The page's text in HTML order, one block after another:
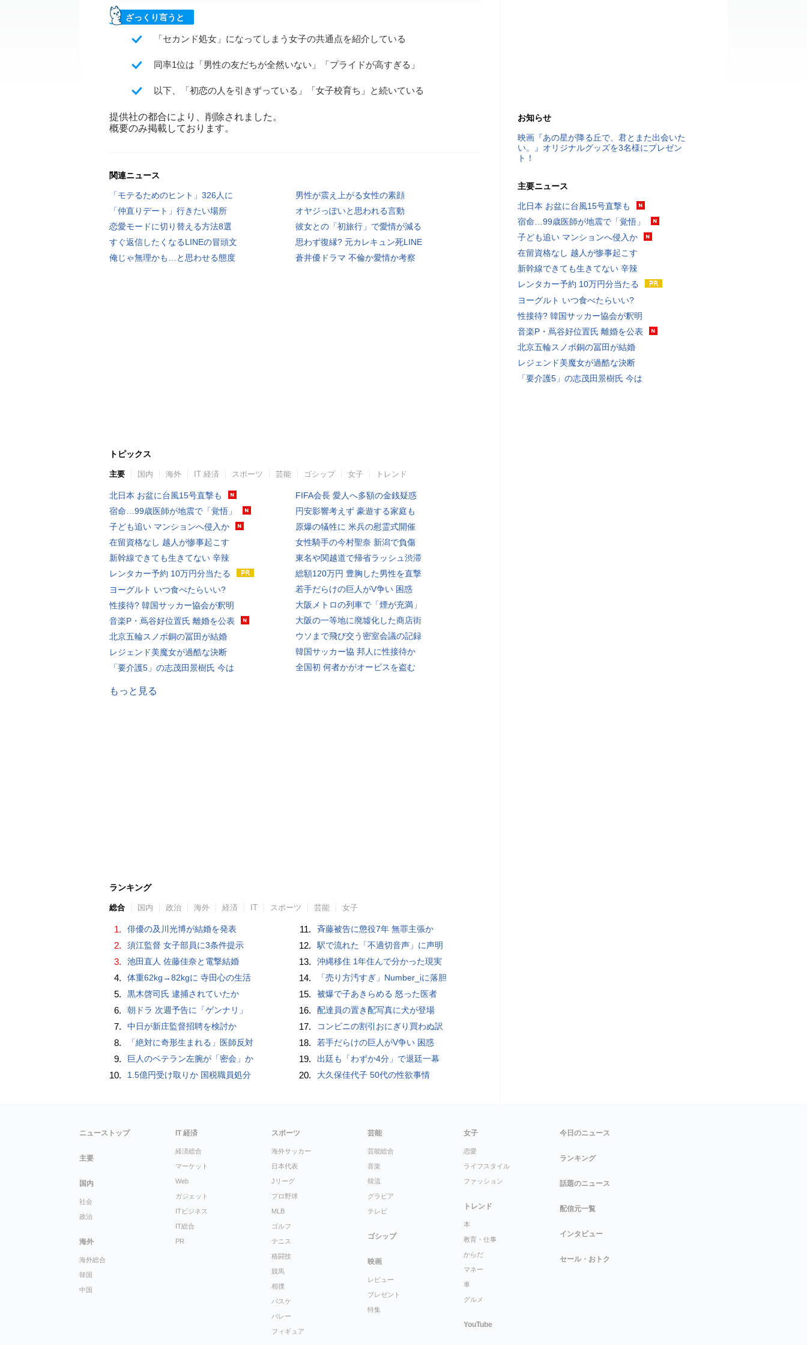
ざっくり言うと
「セカンド処女」になってしまう女子の共通点を紹介している
同率1位は「男性の友だちが全然いない」「プライドが高すぎる」
以下、「初恋の人を引きずっている」「女子校育ち」と続いている
提供社の都合により、削除されました。
概要のみ掲載しております。
関連ニュース
「モテるためのヒント」326人に
男性が震え上がる女性の素顔
「仲直りデート」行きたい場所
オヤジっぽいと思われる言動
恋愛モードに切り替える方法8選
彼女との「初旅行」で愛情が減る
すぐ返信したくなるLINEの冒頭文
思わず復縁? 元カレキュン死LINE
俺じゃ無理かも…と思わせる態度
蒼井優ドラマ 不倫か愛情か考察
トピックス
主要 国内 海外 IT 経済 スポーツ 芸能 ゴシップ 女子 トレンド
北日本 お盆に台風15号直撃も
宿命…99歳医師が地震で「覚悟」
子ども追い マンションへ侵入か
在留資格なし 越人が惨事起こす
新幹線できても生きてない 辛辣
レンタカー予約 10万円分当たる
ヨーグルト いつ食べたらいい?
性接待? 韓国サッカー協会が釈明
音楽P・蔦谷好位置氏 離婚を公表
北京五輪スノボ銅の冨田が結婚
レジェンド美魔女が過酷な決断
「要介護5」の志茂田景樹氏 今は
FIFA会長 愛人へ多額の金銭疑惑
円安影響考えず 豪遊する家庭も
原爆の犠牲に 米兵の慰霊式開催
女性騎手の今村聖奈 新潟で負傷
東名や関越道で帰省ラッシュ渋滞
総額120万円 豊胸した男性を直撃
若手だらけの巨人がV争い 困惑
大阪メトロの列車で「煙が充満」
大阪の一等地に廃墟化した商店街
ウソまで飛び交う密室会議の記録
韓国サッカー協 邦人に性接待か
全国初 何者かがオービスを盗む
もっと見る
ランキング
総合 国内 政治 海外 経済 IT スポーツ 芸能 女子
1. 俳優の及川光博が結婚を発表
2. 須江監督 女子部員に3条件提示
3. 池田直人 佐藤佳奈と電撃結婚
4. 体重62kg→82kgに 寺田心の生活
5. 黒木啓司氏 逮捕されていたか
6. 朝ドラ 次週予告に「ゲンナリ」
7. 中日が新庄監督招聘を検討か
8. 「絶対に奇形生まれる」医師反対
9. 巨人のベテラン左腕が「密会」か
10. 1.5億円受け取りか 国税職員処分
11. 斉藤被告に懲役7年 無罪主張か
12. 駅で流れた「不適切音声」に声明
13. 沖縄移住 1年住んで分かった現実
14. 「売り方汚すぎ」Number_iに落胆
15. 被爆で子あきらめる 怒った医者
16. 配達員の置き配写真に犬が登場
17. コンビニの割引おにぎり買わぬ訳
18. 若手だらけの巨人がV争い 困惑
19. 出廷も「わずか4分」で退廷一幕
20. 大久保佳代子 50代の性欲事情
お知らせ
映画『あの星が降る丘で、君とまた出会いた
い。』オリジナルグッズを3名様にプレゼン
ト！
主要ニュース
北日本 お盆に台風15号直撃も
宿命…99歳医師が地震で「覚悟」
子ども追い マンションへ侵入か
在留資格なし 越人が惨事起こす
新幹線できても生きてない 辛辣
レンタカー予約 10万円分当たる
ヨーグルト いつ食べたらいい?
性接待? 韓国サッカー協会が釈明
音楽P・蔦谷好位置氏 離婚を公表
北京五輪スノボ銅の冨田が結婚
レジェンド美魔女が過酷な決断
「要介護5」の志茂田景樹氏 今は
ニューストップ
主要
国内
社会
政治
海外
海外総合
韓国
中国
IT 経済
経済総合
マーケット
Web
ガジェット
ITビジネス
IT総合
PR
スポーツ
海外サッカー
日本代表
Jリーグ
プロ野球
MLB
ゴルフ
テニス
格闘技
競馬
相撲
バスケ
バレー
フィギュア
芸能
芸能総合
音楽
韓流
グラビア
テレビ
ゴシップ
映画
レビュー
プレゼント
特集
女子
恋愛
ライフスタイル
ファッション
トレンド
本
教育・仕事
からだ
マネー
車
グルメ
YouTube
今日のニュース
ランキング
話題のニュース
配信元一覧
インタビュー
セール・おトク